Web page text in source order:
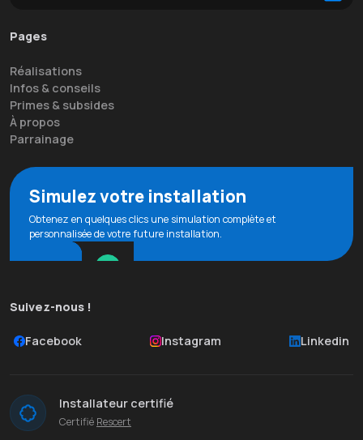
Pages
Réalisations
Infos & conseils
Primes & subsides
À propos
Parrainage
Simulez votre installation
Obtenez en quelques clics une simulation complète et
personnalisée de votre future installation.
Suivez-nous !
Facebook Instagram Linkedin
Installateur certifié
Certifié Rescert